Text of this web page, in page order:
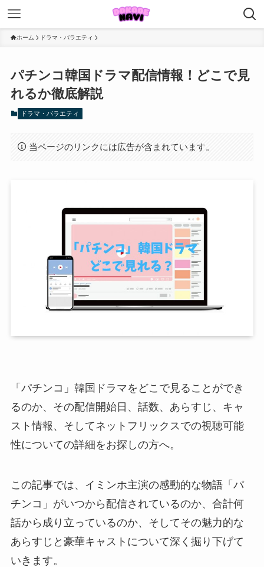
ホーム ドラマ・バラエティ
パチンコ韓国ドラマ配信情報！どこで見
れるか徹底解説
ドラマ・バラエティ
当ページのリンクには広告が含まれています。
「パチンコ」韓国ドラマをどこで見ることができ
るのか、その配信開始日、話数、あらすじ、キャ
スト情報、そしてネットフリックスでの視聴可能
性についての詳細をお探しの方へ。
この記事では、イミンホ主演の感動的な物語「パ
チンコ」がいつから配信されているのか、合計何
話から成り立っているのか、そしてその魅力的な
あらすじと豪華キャストについて深く掘り下げて
いきます。